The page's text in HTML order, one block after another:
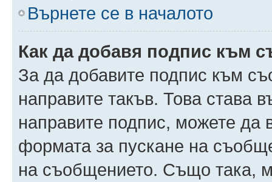
Върнете се в началото
Как да добавя подпис към
За да добавите подпис към
направите такъв. Това
направите подпис, можете да
формата за пускане на
на съобщението. Също така,